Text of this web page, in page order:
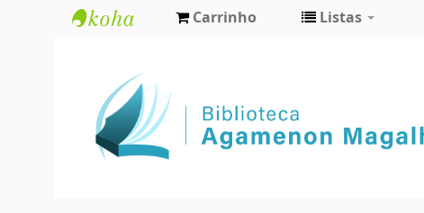
Agamenon
Magalhães
Carrinho Listas